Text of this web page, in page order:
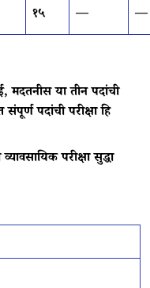
१५ — —
मदतनीस या तीन पदांची
पदांची परीक्षा हि
परीक्षा सुद्धा